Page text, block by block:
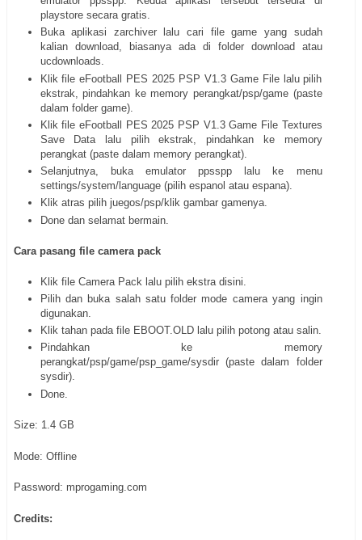
playstore secara gratis.
Buka aplikasi zarchiver lalu cari file game yang sudah
kalian download, biasanya ada di folder download atau
ucdownloads.
Klik file eFootball PES 2025 PSP V1.3 Game File lalu pilih
ekstrak, pindahkan ke memory perangkat/psp/game (paste
dalam folder game).
Klik file eFootball PES 2025 PSP V1.3 Game File Textures
Save Data lalu pilih ekstrak, pindahkan ke memory
perangkat (paste dalam memory perangkat).
Selanjutnya, buka emulator ppsspp lalu ke menu
settings/system/language (pilih espanol atau espana).
Klik atras pilih juegos/psp/klik gambar gamenya.
Done dan selamat bermain.
Cara pasang file camera pack
Klik file Camera Pack lalu pilih ekstra disini.
Pilih dan buka salah satu folder mode camera yang ingin
digunakan.
Klik tahan pada file EBOOT.OLD lalu pilih potong atau salin.
Pindahkan ke memory
perangkat/psp/game/psp_game/sysdir (paste dalam folder
sysdir).
Done.
Size: 1.4 GB
Mode: Offline
Password: mprogaming.com
Credits: